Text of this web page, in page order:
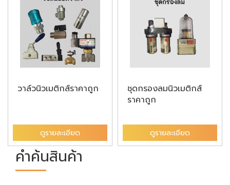
วาล์วนิวเมติกส์ราคาถูก
ดูรายละเอียด
ชุดกรองลมนิวเมติกส์
ราคาถูก
ดูรายละเอียด
คำค้นสินค้า